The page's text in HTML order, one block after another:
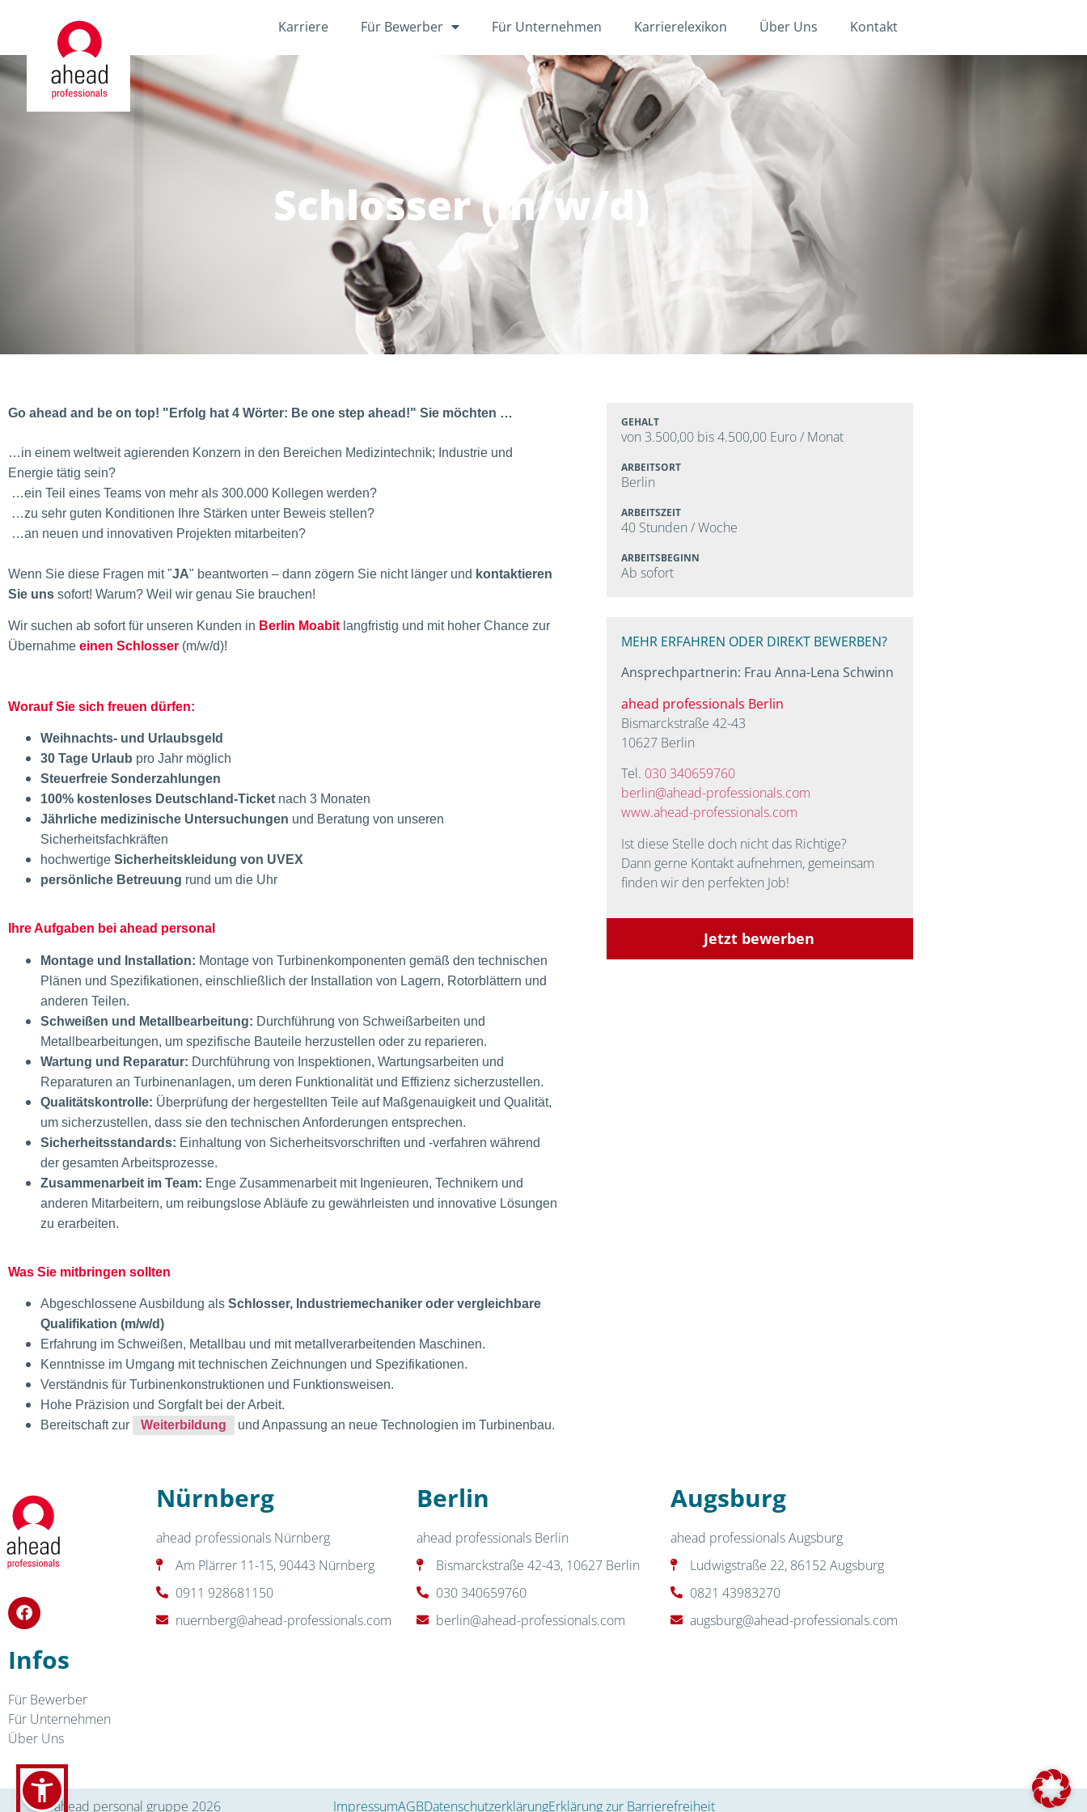
Karriere Für Bewerber Für Unternehmen Karrierelexikon Über Uns Kontakt
Schlosser (m/w/d)
Go ahead and be on top! "Erfolg hat 4 Wörter: Be one step ahead!" Sie möchten …
…in einem weltweit agierenden Konzern in den Bereichen Medizintechnik; Industrie und
Energie tätig sein?
…ein Teil eines Teams von mehr als 300.000 Kollegen werden?
…zu sehr guten Konditionen Ihre Stärken unter Beweis stellen?
…an neuen und innovativen Projekten mitarbeiten?
Wenn Sie diese Fragen mit "JA" beantworten – dann zögern Sie nicht länger und kontaktieren
Sie uns sofort! Warum? Weil wir genau Sie brauchen!
Wir suchen ab sofort für unseren Kunden in Berlin Moabit langfristig und mit hoher Chance zur
Übernahme einen Schlosser (m/w/d)!
Worauf Sie sich freuen dürfen:
Weihnachts- und Urlaubsgeld
30 Tage Urlaub pro Jahr möglich
Steuerfreie Sonderzahlungen
100% kostenloses Deutschland-Ticket nach 3 Monaten
Jährliche medizinische Untersuchungen und Beratung von unseren
Sicherheitsfachkräften
hochwertige Sicherheitskleidung von UVEX
persönliche Betreuung rund um die Uhr
Ihre Aufgaben bei ahead personal
Montage und Installation: Montage von Turbinenkomponenten gemäß den technischen
Plänen und Spezifikationen, einschließlich der Installation von Lagern, Rotorblättern und
anderen Teilen.
Schweißen und Metallbearbeitung: Durchführung von Schweißarbeiten und
Metallbearbeitungen, um spezifische Bauteile herzustellen oder zu reparieren.
Wartung und Reparatur: Durchführung von Inspektionen, Wartungsarbeiten und
Reparaturen an Turbinenanlagen, um deren Funktionalität und Effizienz sicherzustellen.
Qualitätskontrolle: Überprüfung der hergestellten Teile auf Maßgenauigkeit und Qualität,
um sicherzustellen, dass sie den technischen Anforderungen entsprechen.
Sicherheitsstandards: Einhaltung von Sicherheitsvorschriften und -verfahren während
der gesamten Arbeitsprozesse.
Zusammenarbeit im Team: Enge Zusammenarbeit mit Ingenieuren, Technikern und
anderen Mitarbeitern, um reibungslose Abläufe zu gewährleisten und innovative Lösungen
zu erarbeiten.
Was Sie mitbringen sollten
Abgeschlossene Ausbildung als Schlosser, Industriemechaniker oder vergleichbare
Qualifikation (m/w/d)
Erfahrung im Schweißen, Metallbau und mit metallverarbeitenden Maschinen.
Kenntnisse im Umgang mit technischen Zeichnungen und Spezifikationen.
Verständnis für Turbinenkonstruktionen und Funktionsweisen.
Hohe Präzision und Sorgfalt bei der Arbeit.
Bereitschaft zur
Weiterbildung und Anpassung an neue Technologien im Turbinenbau.
GEHALT
von 3.500,00 bis 4.500,00 Euro / Monat
ARBEITSORT
Berlin
ARBEITSZEIT
40 Stunden / Woche
ARBEITSBEGINN
Ab sofort
MEHR ERFAHREN ODER DIREKT BEWERBEN?
Ansprechpartnerin: Frau Anna-Lena Schwinn
ahead professionals Berlin
Bismarckstraße 42-43
10627 Berlin
Tel. 030 340659760
berlin@ahead-professionals.com
www.ahead-professionals.com
Ist diese Stelle doch nicht das Richtige?
Dann gerne Kontakt aufnehmen, gemeinsam
finden wir den perfekten Job!
Jetzt bewerben
Infos
Für Bewerber
Für Unternehmen
Über Uns
Nürnberg
ahead professionals Nürnberg
Am Plärrer 11-15, 90443 Nürnberg
0911 928681150
nuernberg@ahead-professionals.com
Berlin
ahead professionals Berlin
Bismarckstraße 42-43, 10627 Berlin
030 340659760
berlin@ahead-professionals.com
Augsburg
ahead professionals Augsburg
Ludwigstraße 22, 86152 Augsburg
0821 43983270
augsburg@ahead-professionals.com
© ahead personal gruppe 2026 ImpressumAGBDatenschutzerklärungErklärung zur Barrierefreiheit